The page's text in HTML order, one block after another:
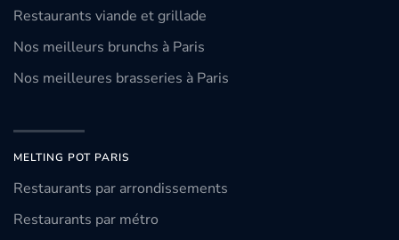
Restaurants viande et grillade
Nos meilleurs brunchs à Paris
Nos meilleures brasseries à Paris
MELTING POT PARIS
Restaurants par arrondissements
Restaurants par métro